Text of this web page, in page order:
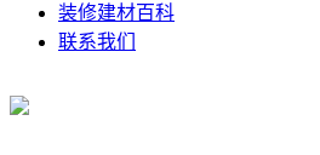
装修建材百科
联系我们